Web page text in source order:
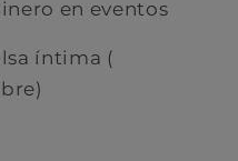
en eventos
íntima (